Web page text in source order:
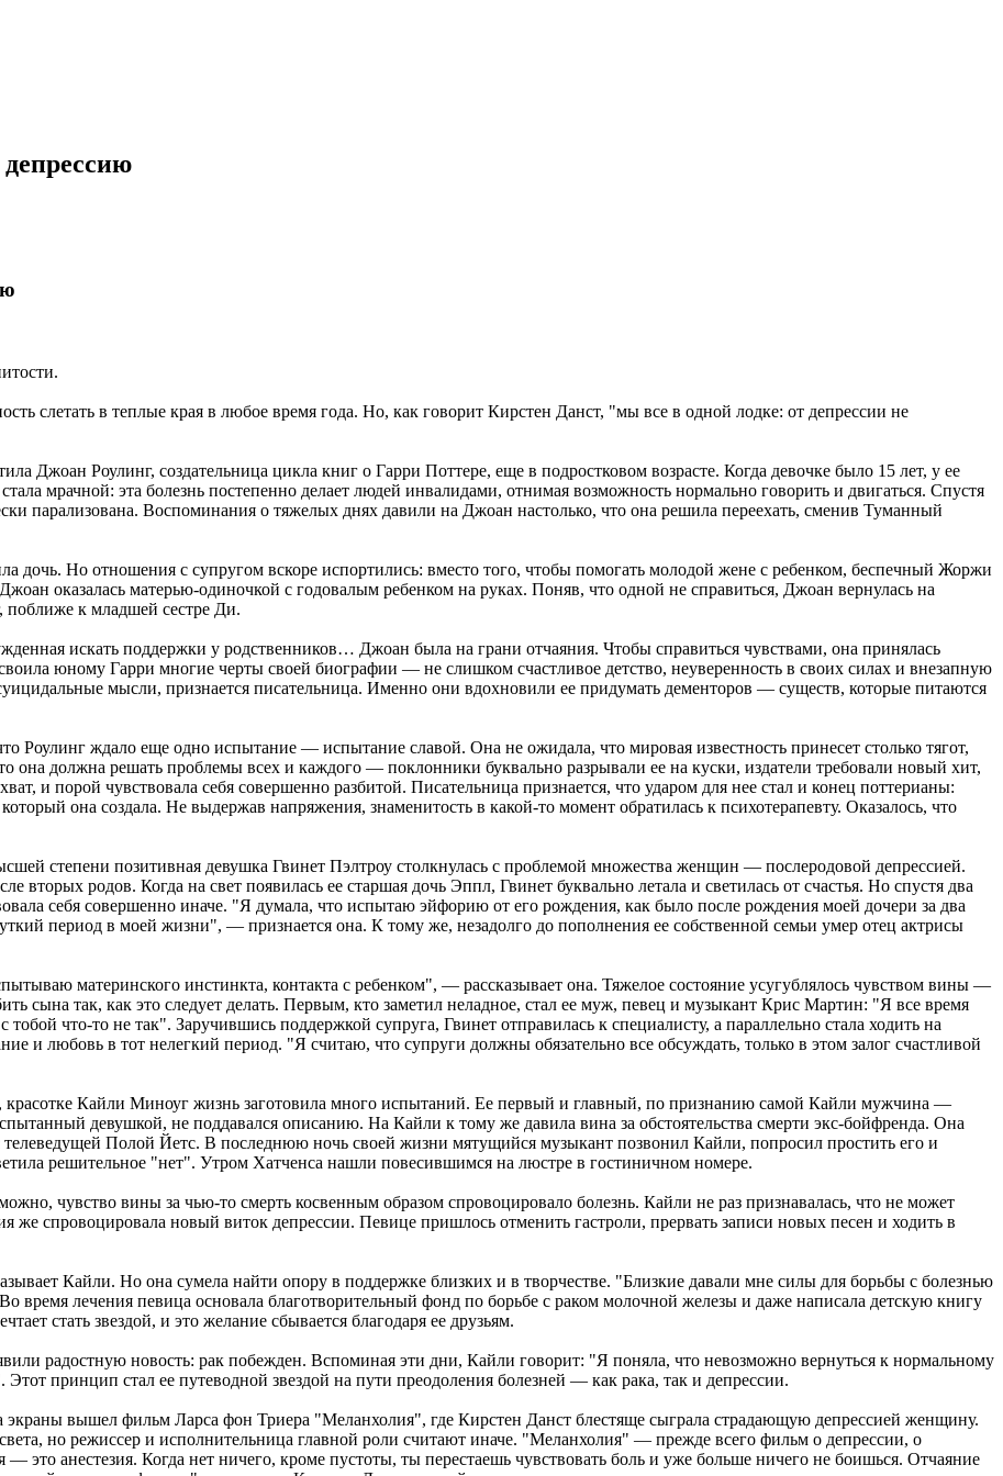
слетать в теплые края в любое время года. Но, как говорит Кирстен Данст, "мы все в одной лодке: от депрессии не
Джоан Роулинг, создательница цикла книг о Гарри Поттере, еще в подростковом возрасте. Когда девочке было 15 лет, у ее
мрачной: эта болезнь постепенно делает людей инвалидами, отнимая возможность нормально говорить и двигаться. Спустя
парализована. Воспоминания о тяжелых днях давили на Джоан настолько, что она решила переехать, сменив Туманный
дочь. Но отношения с супругом вскоре испортились: вместо того, чтобы помогать молодой жене с ребенком, беспечный Жоржи
оказалась матерью-одиночкой с годовалым ребенком на руках. Поняв, что одной не справиться, Джоан вернулась на
поближе к младшей сестре Ди.
искать поддержки у родственников… Джоан была на грани отчаяния. Чтобы справиться чувствами, она принялась
юному Гарри многие черты своей биографии — не слишком счастливое детство, неуверенность в своих силах и внезапную
мысли, признается писательница. Именно они вдохновили ее придумать дементоров — существ, которые питаются
Роулинг ждало еще одно испытание — испытание славой. Она не ожидала, что мировая известность принесет столько тягот,
она должна решать проблемы всех и каждого — поклонники буквально разрывали ее на куски, издатели требовали новый хит,
и порой чувствовала себя совершенно разбитой. Писательница признается, что ударом для нее стал и конец поттерианы:
она создала. Не выдержав напряжения, знаменитость в какой-то момент обратилась к психотерапевту. Оказалось, что
степени позитивная девушка Гвинет Пэлтроу столкнулась с проблемой множества женщин — послеродовой депрессией.
вторых родов. Когда на свет появилась ее старшая дочь Эппл, Гвинет буквально летала и светилась от счастья. Но спустя два
себя совершенно иначе. "Я думала, что испытаю эйфорию от его рождения, как было после рождения моей дочери за два
период в моей жизни", — признается она. К тому же, незадолго до пополнения ее собственной семьи умер отец актрисы
материнского инстинкта, контакта с ребенком", — рассказывает она. Тяжелое состояние усугублялось чувством вины —
сына так, как это следует делать. Первым, кто заметил неладное, стал ее муж, певец и музыкант Крис Мартин: "Я все время
что-то не так". Заручившись поддержкой супруга, Гвинет отправилась к специалисту, а параллельно стала ходить на
и любовь в тот нелегкий период. "Я считаю, что супруги должны обязательно все обсуждать, только в этом залог счастливой
Кайли Миноуг жизнь заготовила много испытаний. Ее первый и главный, по признанию самой Кайли мужчина —
девушкой, не поддавался описанию. На Кайли к тому же давила вина за обстоятельства смерти экс-бойфренда. Она
телеведущей Полой Йетс. В последнюю ночь своей жизни мятущийся музыкант позвонил Кайли, попросил простить его и
решительное "нет". Утром Хатченса нашли повесившимся на люстре в гостиничном номере.
чувство вины за чью-то смерть косвенным образом спровоцировало болезнь. Кайли не раз признавалась, что не может
же спровоцировала новый виток депрессии. Певице пришлось отменить гастроли, прервать записи новых песен и ходить в
Кайли. Но она сумела найти опору в поддержке близких и в творчестве. "Близкие давали мне силы для борьбы с болезнью
время лечения певица основала благотворительный фонд по борьбе с раком молочной железы и даже написала детскую книгу
стать звездой, и это желание сбывается благодаря ее друзьям.
радостную новость: рак побежден. Вспоминая эти дни, Кайли говорит: "Я поняла, что невозможно вернуться к нормальному
принцип стал ее путеводной звездой на пути преодоления болезней — как рака, так и депрессии.
вышел фильм Ларса фон Триера "Меланхолия", где Кирстен Данст блестяще сыграла страдающую депрессией женщину.
но режиссер и исполнительница главной роли считают иначе. "Меланхолия" — прежде всего фильм о депрессии, о
это анестезия. Когда нет ничего, кроме пустоты, ты перестаешь чувствовать боль и уже больше ничего не боишься. Отчаяние